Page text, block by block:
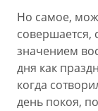
Но самое,
совершается,
значением
дня как
когда
день покоя,